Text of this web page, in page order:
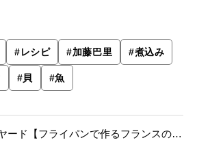
#レシピ #加藤巴里 #煮込み
#貝 #魚
ード【フライパンで作るフランスの煮